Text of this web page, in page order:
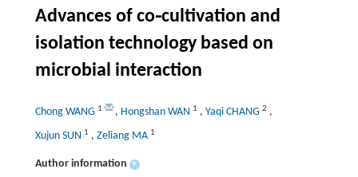
Advances of co⁃cultivation and
isolation technology based on
microbial interaction
Chong WANG 1 , Hongshan WAN 1 , Yaqi CHANG 2 ,
Xujun SUN 1 , Zeliang MA 1
Author information +